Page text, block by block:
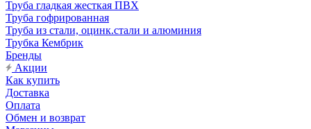
Труба гладкая жесткая ПВХ
Труба гофрированная
Труба из стали, оцинк.стали и алюминия
Трубка Кембрик
Бренды
Акции
Как купить
Доставка
Оплата
Обмен и возврат